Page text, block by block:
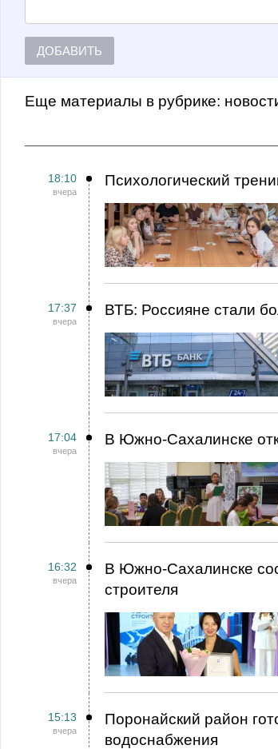
ДОБАВИТЬ
Еще материалы в рубрике:
18:10
вчера
Психологический
17:37
вчера
ВТБ: Россияне стали
17:04
вчера
В Южно-Сахалинске
16:32
вчера
В Южно-Сахалинске
строителя
15:13
вчера
Поронайский район
водоснабжения